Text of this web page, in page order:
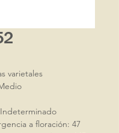
varietales
a floración: 47